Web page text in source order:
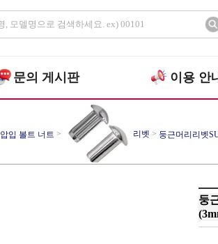
문의 게시판 이용 안
압입 볼트 너트 > 리벳 > 둥근머리리벳
둥